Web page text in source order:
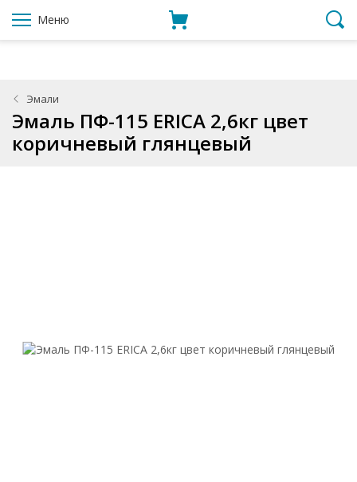
Меню
Эмали
Эмаль ПФ-115 ERICA 2,6кг цвет
коричневый глянцевый